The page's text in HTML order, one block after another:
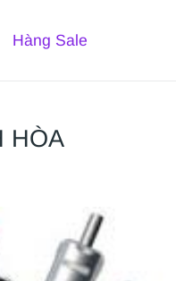
Hàng Sale
HÒA